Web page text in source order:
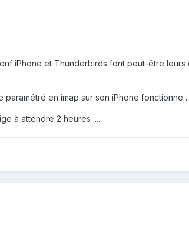
iPhone et Thunderbirds font peut-être leurs
en imap sur son iPhone fonctionne
à attendre 2 heures ....